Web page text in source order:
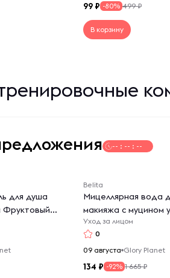
99 -80% 499 ₽
В корзину
-- : -- : --
для душа
Фруктовый
Belita
Мицеллярная вода
макияжа с муцином
Уход за лицом
0
09 августа Glory Planet
134 -92% 1 665 ₽